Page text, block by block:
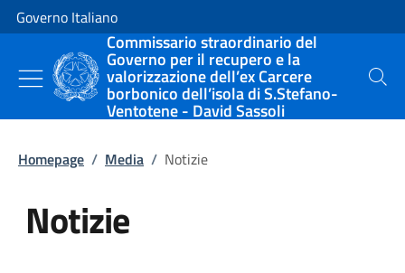
Vai al contenuto
Vai alla navigazione del sito
Governo Italiano
Commissario straordinario del
Governo per il recupero e la
valorizzazione dell’ex Carcere
borbonico dell’isola di S.Stefano-
Ventotene - David Sassoli
Cerca
Homepage / Media / Notizie
Notizie